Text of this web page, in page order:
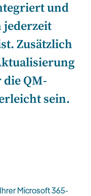
und
Zusätzlich
QM-
sein.
Microsoft 365-